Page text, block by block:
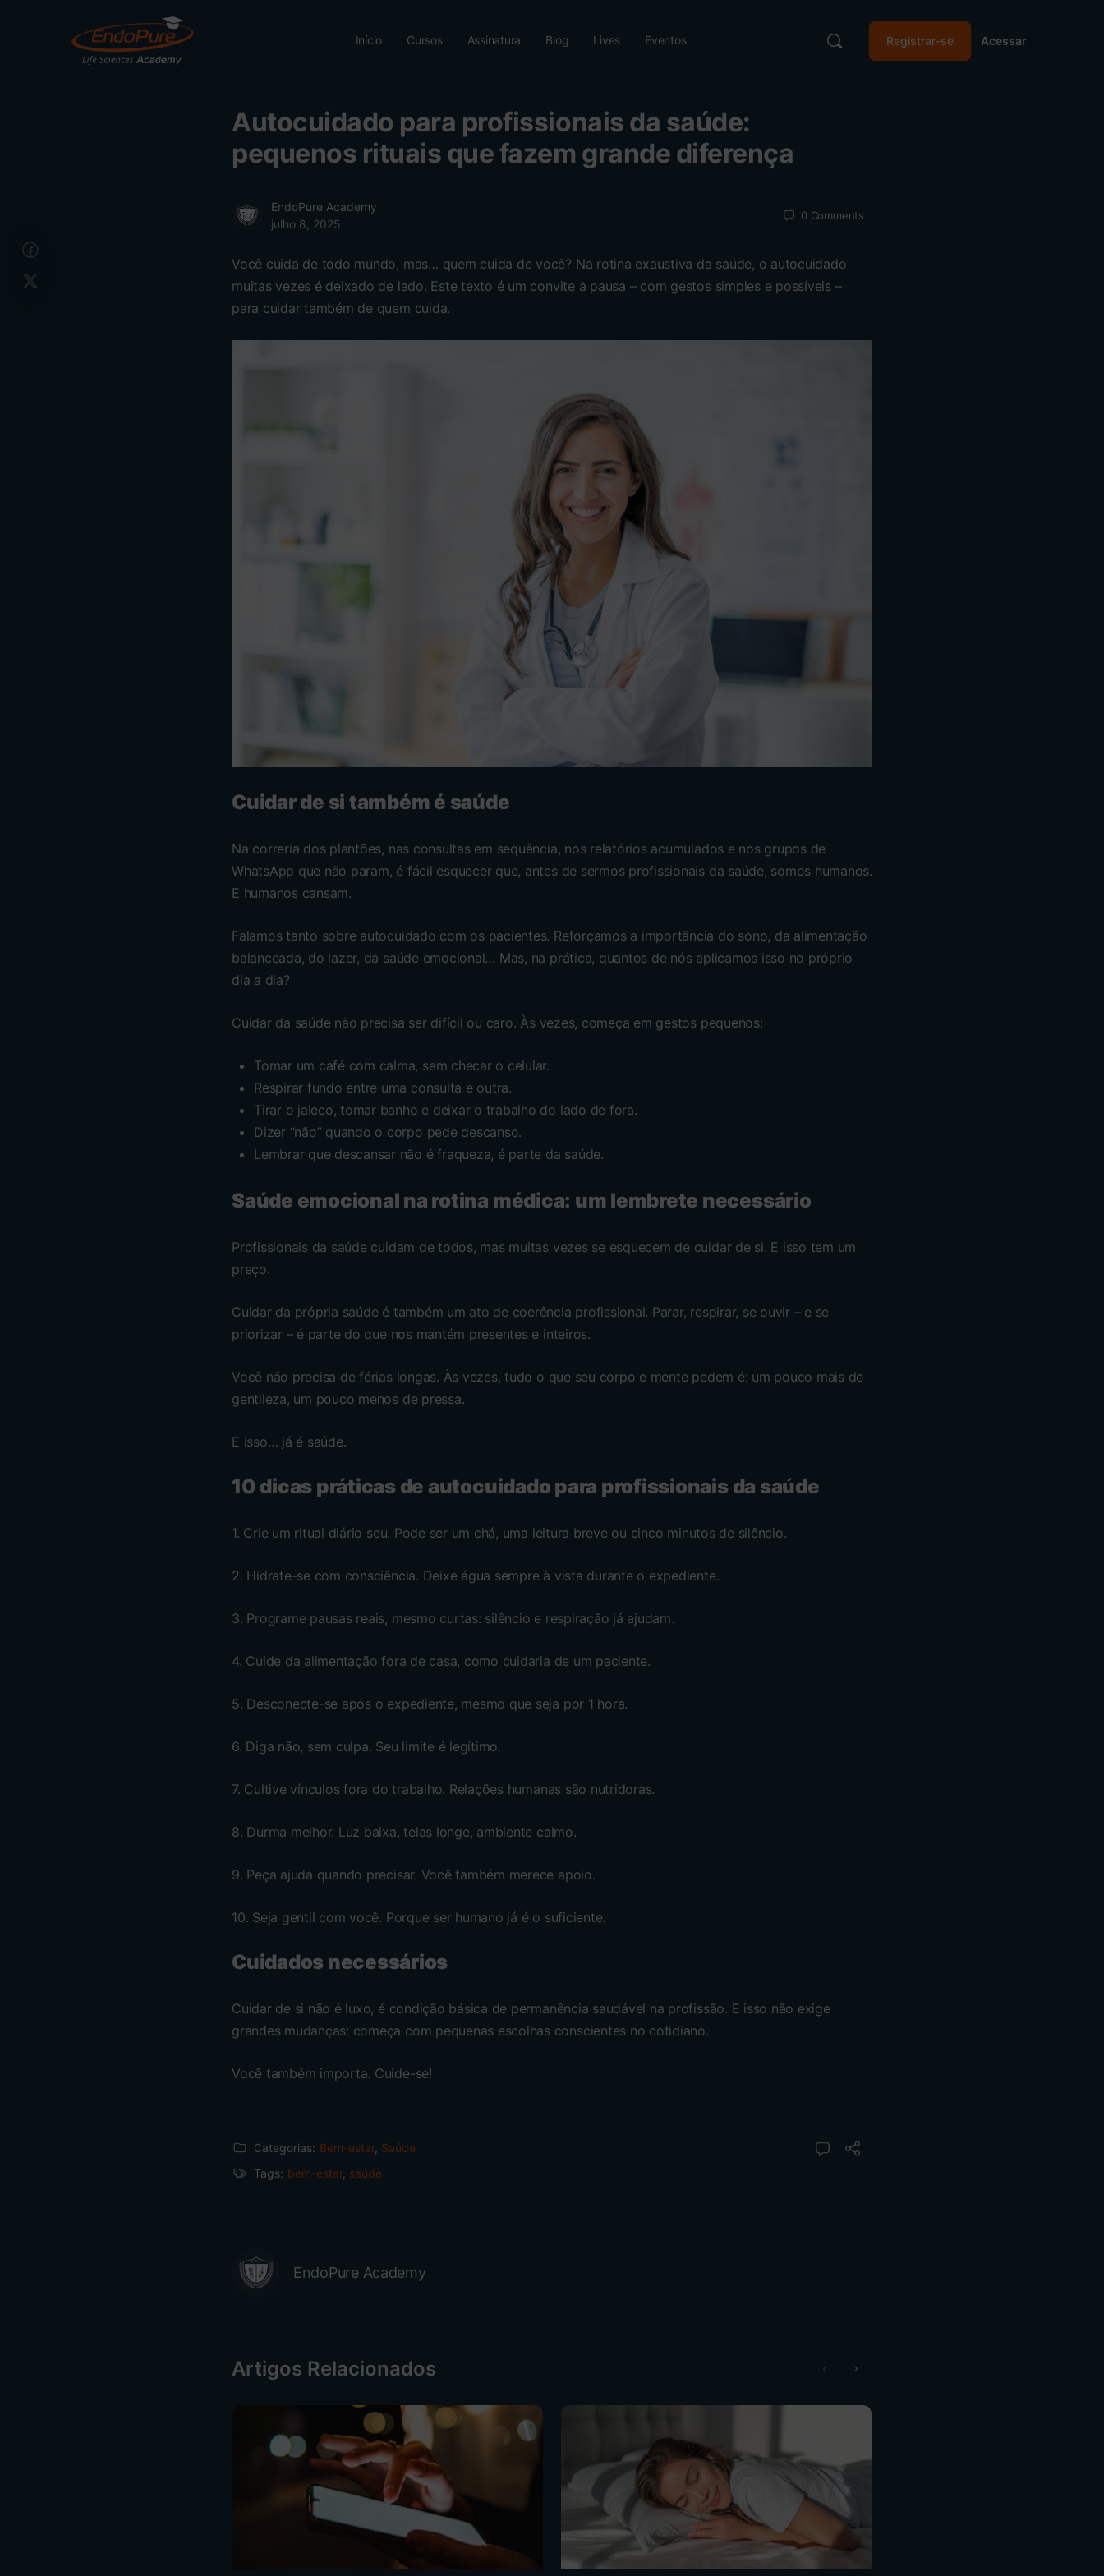
Início Cursos Assinatura Blog Lives Eventos Acessar
Registrar-se
Autocuidado para profissionais da saúde:
pequenos rituais que fazem grande diferença
EndoPure Academy
julho 8, 2025
0 Comments
Você cuida de todo mundo, mas… quem cuida de você? Na rotina exaustiva da saúde, o autocuidado
muitas vezes é deixado de lado. Este texto é um convite à pausa – com gestos simples e possíveis –
para cuidar também de quem cuida.
Cuidar de si também é saúde
Na correria dos plantões, nas consultas em sequência, nos relatórios acumulados e nos grupos de
WhatsApp que não param, é fácil esquecer que, antes de sermos profissionais da saúde, somos humanos.
E humanos cansam.
Falamos tanto sobre autocuidado com os pacientes. Reforçamos a importância do sono, da alimentação
balanceada, do lazer, da saúde emocional… Mas, na prática, quantos de nós aplicamos isso no próprio
dia a dia?
Cuidar da saúde não precisa ser difícil ou caro. Às vezes, começa em gestos pequenos:
Tomar um café com calma, sem checar o celular.
Respirar fundo entre uma consulta e outra.
Tirar o jaleco, tomar banho e deixar o trabalho do lado de fora.
Dizer “não” quando o corpo pede descanso.
Lembrar que descansar não é fraqueza, é parte da saúde.
Saúde emocional na rotina médica: um lembrete necessário
Profissionais da saúde cuidam de todos, mas muitas vezes se esquecem de cuidar de si. E isso tem um
preço.
Cuidar da própria saúde é também um ato de coerência profissional. Parar, respirar, se ouvir – e se
priorizar – é parte do que nos mantém presentes e inteiros.
Você não precisa de férias longas. Às vezes, tudo o que seu corpo e mente pedem é: um pouco mais de
gentileza, um pouco menos de pressa.
E isso… já é saúde.
10 dicas práticas de autocuidado para profissionais da saúde
1. Crie um ritual diário seu. Pode ser um chá, uma leitura breve ou cinco minutos de silêncio.
2. Hidrate-se com consciência. Deixe água sempre à vista durante o expediente.
3. Programe pausas reais, mesmo curtas: silêncio e respiração já ajudam.
4. Cuide da alimentação fora de casa, como cuidaria de um paciente.
5. Desconecte-se após o expediente, mesmo que seja por 1 hora.
6. Diga não, sem culpa. Seu limite é legítimo.
7. Cultive vínculos fora do trabalho. Relações humanas são nutridoras.
8. Durma melhor. Luz baixa, telas longe, ambiente calmo.
9. Peça ajuda quando precisar. Você também merece apoio.
10. Seja gentil com você. Porque ser humano já é o suficiente.
Cuidados necessários
Cuidar de si não é luxo, é condição básica de permanência saudável na profissão. E isso não exige
grandes mudanças: começa com pequenas escolhas conscientes no cotidiano.
Você também importa. Cuide-se!
Categorias: Bem-estar, Saúde
Tags: bem-estar, saúde
EndoPure Academy
Artigos Relacionados